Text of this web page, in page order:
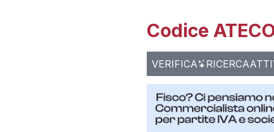
Codice
VERIFICA RICERCA